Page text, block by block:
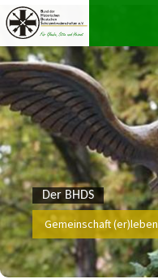
Zum Inhalt springen
Der BHDS
Gemeinschaft (er)leben